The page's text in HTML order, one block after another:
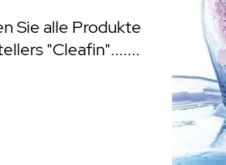
Fondue & Raclette
Sie alle Produkte
"Cleafin".......